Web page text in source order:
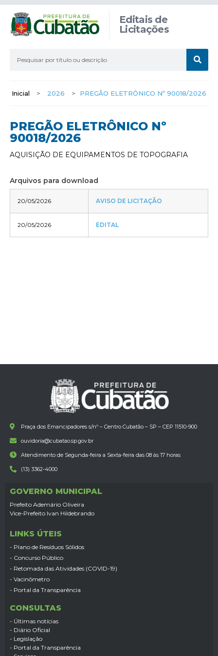
Editais de
Licitações
Inicial > 2026 > PREGÃO ELETRÔNICO Nº 90018/2026
PREGÃO ELETRÔNICO Nº
90018/2026
AQUISIÇÃO DE EQUIPAMENTOS DE TOPOGRAFIA
Arquivos para download
20/05/2026 AVISO DE LICITAÇÃO
20/05/2026 EDITAL
Praça dos Emancipadores s/nº – Centro Cubatão – SP – CEP 11510-900
ouvidoria@cubatao.sp.gov.br
Atendimento de Segunda-feira a Sexta-feira das 08 às 17 horas
(13) 3362-4000
GOVERNO MUNICIPAL
Prefeito Ademário Oliveira
Vice-Prefeito Ivan Hildebrando
LINKS ÚTEIS
- Plano de Resíduos Sólidos
- Concurso Público
- Retomada das Atividades (COVID-19)
- Vacinômetro
- Portal da Transparência
CONSULTAS
- Últimas notícias
- Diário Oficial
- Legislação
- Portal da Transparência